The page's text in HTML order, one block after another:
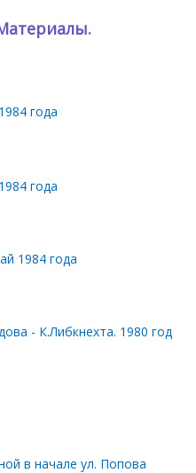
года
года
1984 года
- К.Либкнехта. 1980 год
в начале ул. Попова